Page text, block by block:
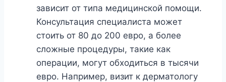
зависит от типа медицинской помощи.
Консультация специалиста может
стоить от 80 до 200 евро, а более
сложные процедуры, такие как
операции, могут обходиться в тысячи
евро. Например, визит к дерматологу